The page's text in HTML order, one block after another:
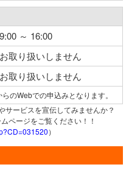
9:00 ～ 16:00
お取り扱いしません
お取り扱いしません
のWebでの申込みとなります。
サービスを宣伝してみませんか？
ページをご覧ください！！
）